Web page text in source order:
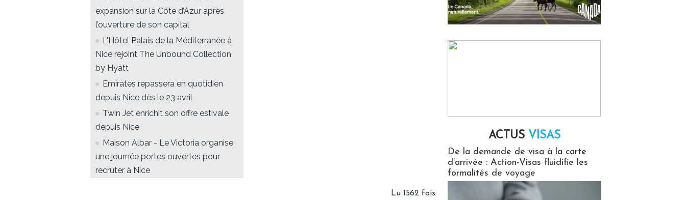
expansion sur la Côte d’Azur après
l’ouverture de son capital
L'Hôtel Palais de la Méditerranée à
Nice rejoint The Unbound Collection
by Hyatt
Emirates repassera en quotidien
depuis Nice dès le 23 avril
Twin Jet enrichit son offre estivale
depuis Nice
Maison Albar - Le Victoria organise
une journée portes ouvertes pour
recruter à Nice
Lu 1562 fois
ACTUS VISAS
De la demande de visa à la carte
d’arrivée : Action-Visas fluidifie les
formalités de voyage